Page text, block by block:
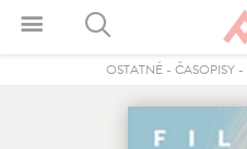
OSTATNÉ - ČASOPISY -